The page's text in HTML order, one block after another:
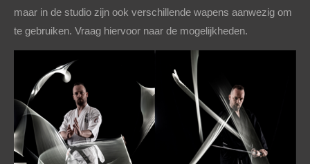
maar in de studio zijn ook verschillende wapens aanwezig om
te gebruiken. Vraag hiervoor naar de mogelijkheden.